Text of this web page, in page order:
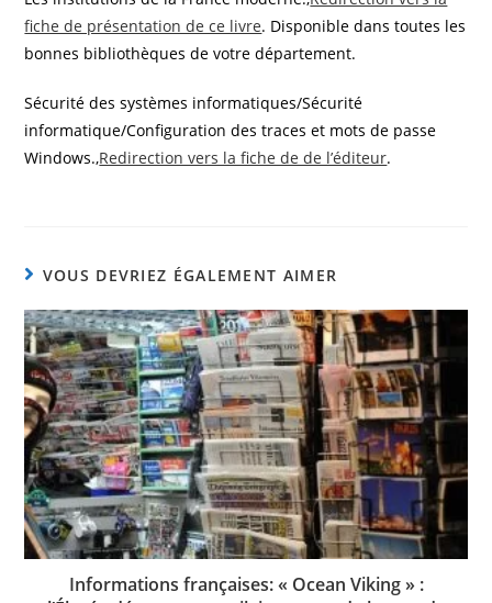
fiche de présentation de ce livre. Disponible dans toutes les
bonnes bibliothèques de votre département.
Sécurité des systèmes informatiques/Sécurité
informatique/Configuration des traces et mots de passe
Windows.,Redirection vers la fiche de de l’éditeur.
VOUS DEVRIEZ ÉGALEMENT AIMER
Informations françaises: « Ocean Viking » :